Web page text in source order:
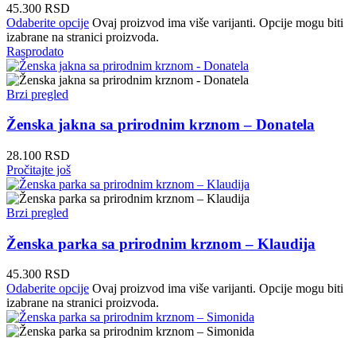
45.300 RSD
Odaberite opcije Ovaj proizvod ima više varijanti. Opcije mogu biti
izabrane na stranici proizvoda.
Rasprodato
Brzi pregled
Ženska jakna sa prirodnim krznom – Donatela
28.100 RSD
Pročitajte još
Brzi pregled
Ženska parka sa prirodnim krznom – Klaudija
45.300 RSD
Odaberite opcije Ovaj proizvod ima više varijanti. Opcije mogu biti
izabrane na stranici proizvoda.